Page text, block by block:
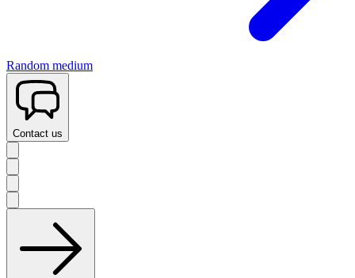
Random medium
Contact us